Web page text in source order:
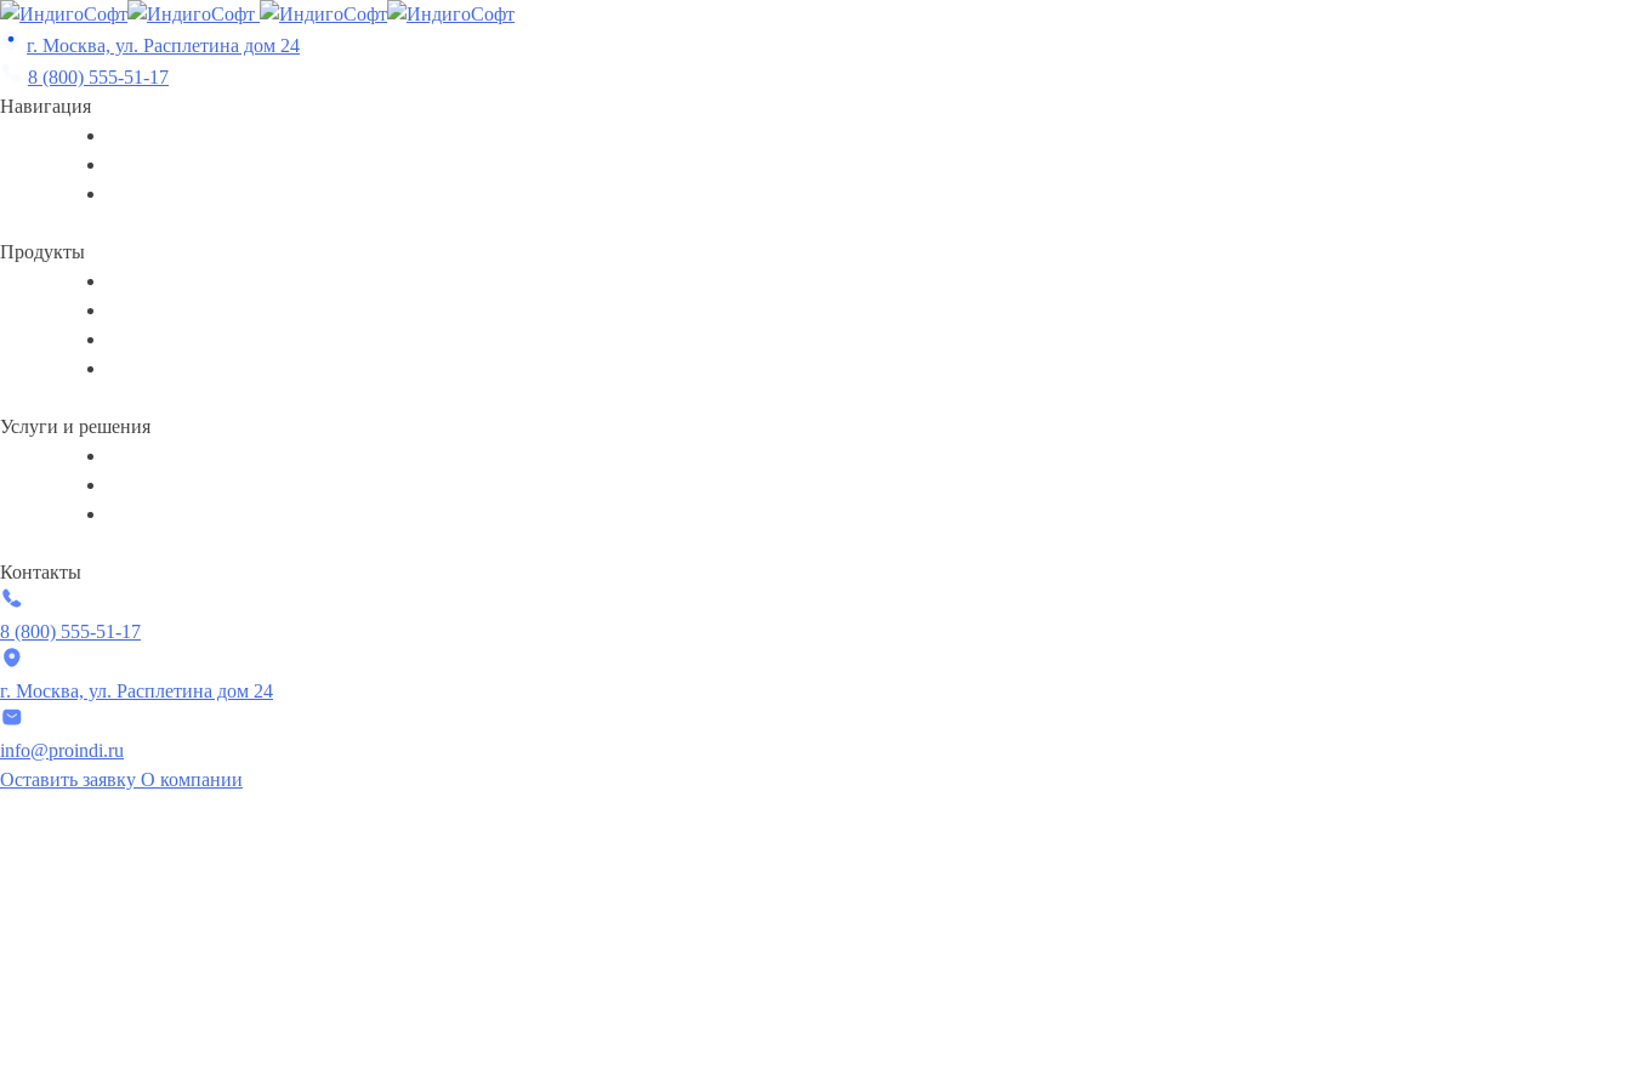
Skip
to
content
г. Москва, ул. Расплетина дом 24
8 (800) 555-51-17
Навигация
Продукты
Услуги и решения
Контакты
8 (800) 555-51-17
г. Москва, ул. Расплетина дом 24
info@proindi.ru
Оставить заявку О компании